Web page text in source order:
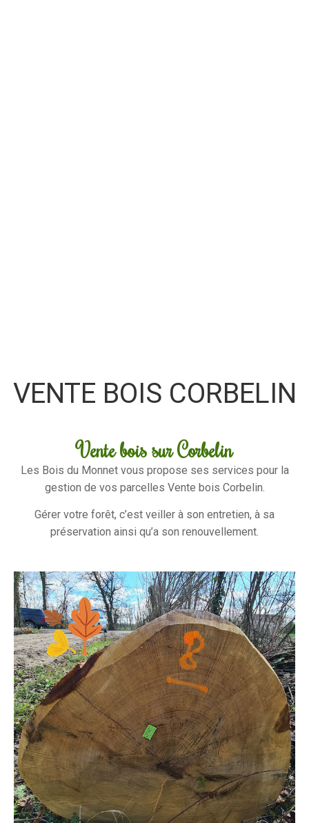
VENTE BOIS CORBELIN
Vente bois sur Corbelin
Les Bois du Monnet vous propose ses services pour la
gestion de vos parcelles Vente bois Corbelin.
Gérer votre forêt, c’est veiller à son entretien, à sa
préservation ainsi qu’a son renouvellement.